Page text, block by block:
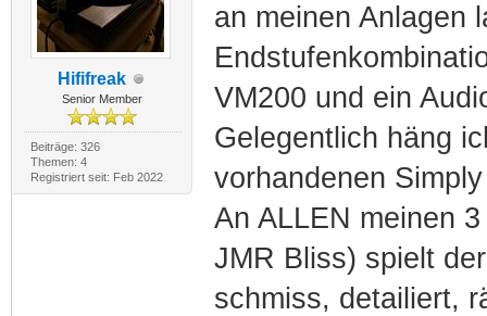
Hififreak
Senior Member
Beiträge: 326
Themen: 4
Registriert seit: Feb 2022
an meinen Anlagen
VM200 und ein
Gelegentlich häng
vorhandenen
An ALLEN meinen
JMR Bliss) spielt
schmiss, detailiert,